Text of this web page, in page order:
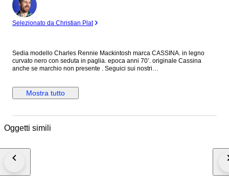
Esperto
Selezionato da Christian Plat
Sedia modello Charles Rennie Mackintosh marca CASSINA. in legno
curvato nero con seduta in paglia. epoca anni 70’. originale Cassina
anche se marchio non presente . Seguici sui nostri
circa.Mostra tutto
Oggetti simili